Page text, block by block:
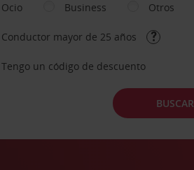
Ocio
Business Otros
Conductor mayor de 25 años
Tengo un código de descuento
BUSCAR